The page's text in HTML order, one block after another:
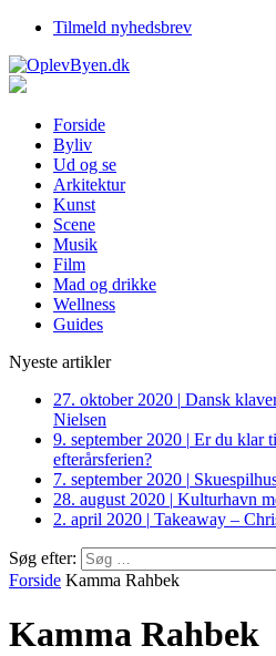
Tilmeld nyhedsbrev
Forside
Byliv
Ud og se
Arkitektur
Kunst
Scene
Musik
Film
Mad og drikke
Wellness
Guides
Nyeste artikler
27. oktober 2020 | Dansk
Nielsen
9. september 2020 | Er du klar
efterårsferien?
7. september 2020 |
28. august 2020 | Kulturhavn
2. april 2020 | Takeaway –
Søg efter:
Forside Kamma Rahbek
Kamma Rahbek